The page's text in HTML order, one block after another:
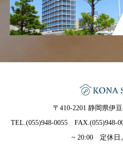
〒410-2201 静岡県伊
TEL.(055)948-0055 FAX.(055)948-
~ 20:00 定休日